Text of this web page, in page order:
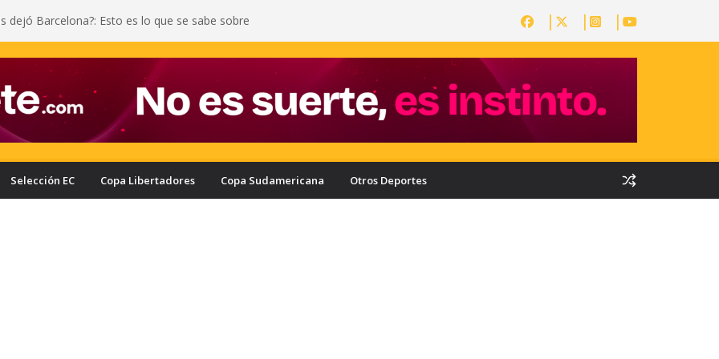
dejó Barcelona?: Esto es lo que se sabe sobre
el ecuatoriano
motivo por el que Enner Valencia no regresaría a
Liga de Quito y Delfín terminó mal: a Juan
le echaron gas lacrimógeno
Selección EC Copa Libertadores Copa Sudamericana Otros Deportes